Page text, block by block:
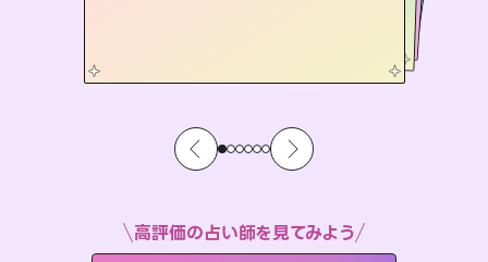
高評価の占い師を見てみよう